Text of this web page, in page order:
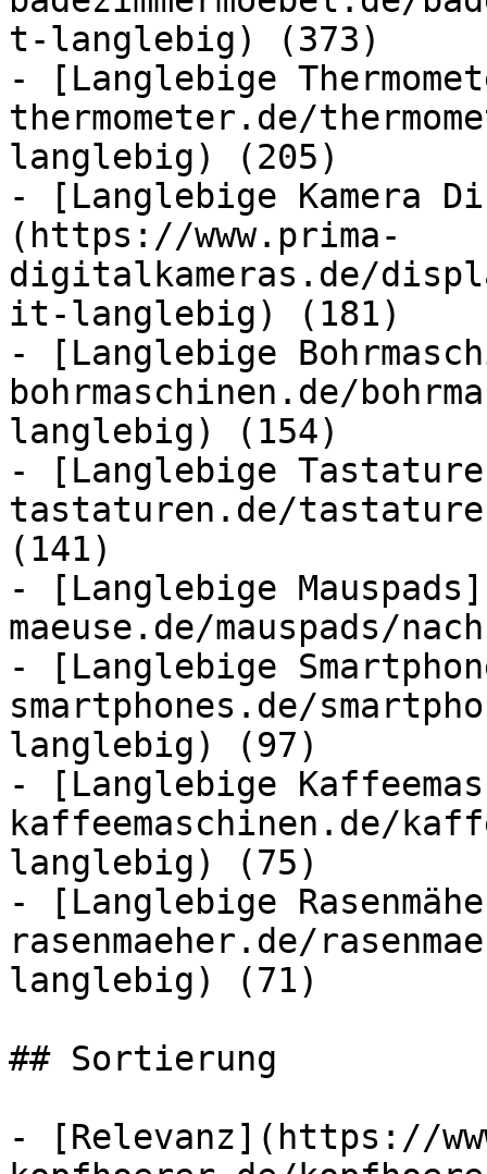
t-langlebig) (373)
- [Langlebige
thermometer.de/
langlebig) (205)
- [Langlebige Kamera
(https://www.prima-
digitalkameras.de/
it-langlebig) (181)
- [Langlebige
bohrmaschinen.de/
langlebig) (154)
- [Langlebige
tastaturen.de/
(141)
- [Langlebige
maeuse.de/mauspads/
- [Langlebige
smartphones.de/
langlebig) (97)
- [Langlebige
kaffeemaschinen.de/
langlebig) (75)
- [Langlebige
rasenmaeher.de/
langlebig) (71)
## Sortierung
- [Relevanz](https://